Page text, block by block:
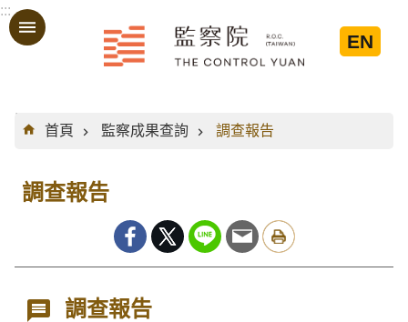
跳到主要內容區塊
:::
EN
:::
首頁
監察成果查詢 調查報告
調查報告
調查報告